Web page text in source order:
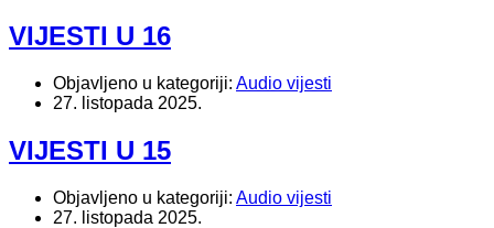
VIJESTI U 16
Objavljeno u kategoriji: Audio vijesti
27. listopada 2025.
VIJESTI U 15
Objavljeno u kategoriji: Audio vijesti
27. listopada 2025.